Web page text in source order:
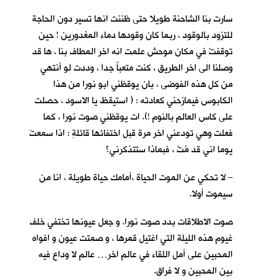
سارت بنا الشاحنة طويلا حتى ظننت انها تسير دون الحاجة
للتزود بالوقود ، ربما كان وقودها دماء المغدورين ! حين
توقفتْ في مكان موحش علمت انه اخر المطاف بنا ، ها قد
وصلنا الى اخر الطريق ، كنت متعباً جدا ، وددت لو أنتهي
من كل هذه الفوضى ، بان يوقظني ابو نورا من هذا
الكابوس فيمازحني كعادته : ( استيقظ يا الاسود ، حصلت
على كاس العالم بالنوم !). ات يوقظني صوت نورا ، كما
فعلت وهي تودعني اخر مرة قبل اختفائها قائلةِ : اذا سمعتَ
يوما اني قد مُتٌ ، فبماذا ستتذكرني؟
– لا تحكي عن الموت الحياة ،أمامك حياة طويلة ، انا من
سيموت أولا.
صوت الاطلاقات بدد صوت نورا. و جعل عيونها تختفي خلف
غيوم هذه الليلة التي اغتيل قمرها ، و صمتت عيون و افواه
المحبين على أمل اللقاء في عالم اخر… عالم لا وداع فيه
بين المحبين و لا فراق.